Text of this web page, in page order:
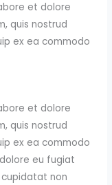
et dolore
quis nostrud
ex ea commodo
et dolore
quis nostrud
ex ea commodo
eu fugiat
non